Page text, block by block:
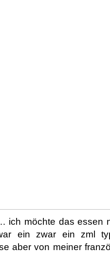
ich möchte das essen
ein zwar ein zml
aber von meiner